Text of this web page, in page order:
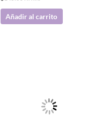
Añadir al carrito